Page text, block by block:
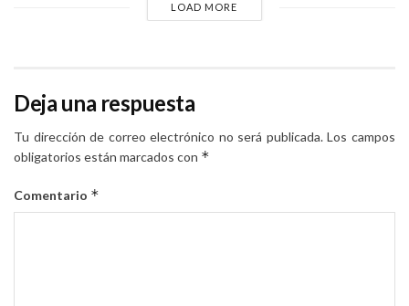
LOAD MORE
Deja una respuesta
Tu dirección de correo electrónico no será publicada. Los campos
obligatorios están marcados con *
Comentario *